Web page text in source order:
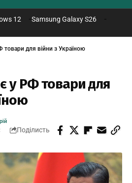
12
Samsung Galaxy S26
товари для війни з Україною
у РФ товари для
Поділисть